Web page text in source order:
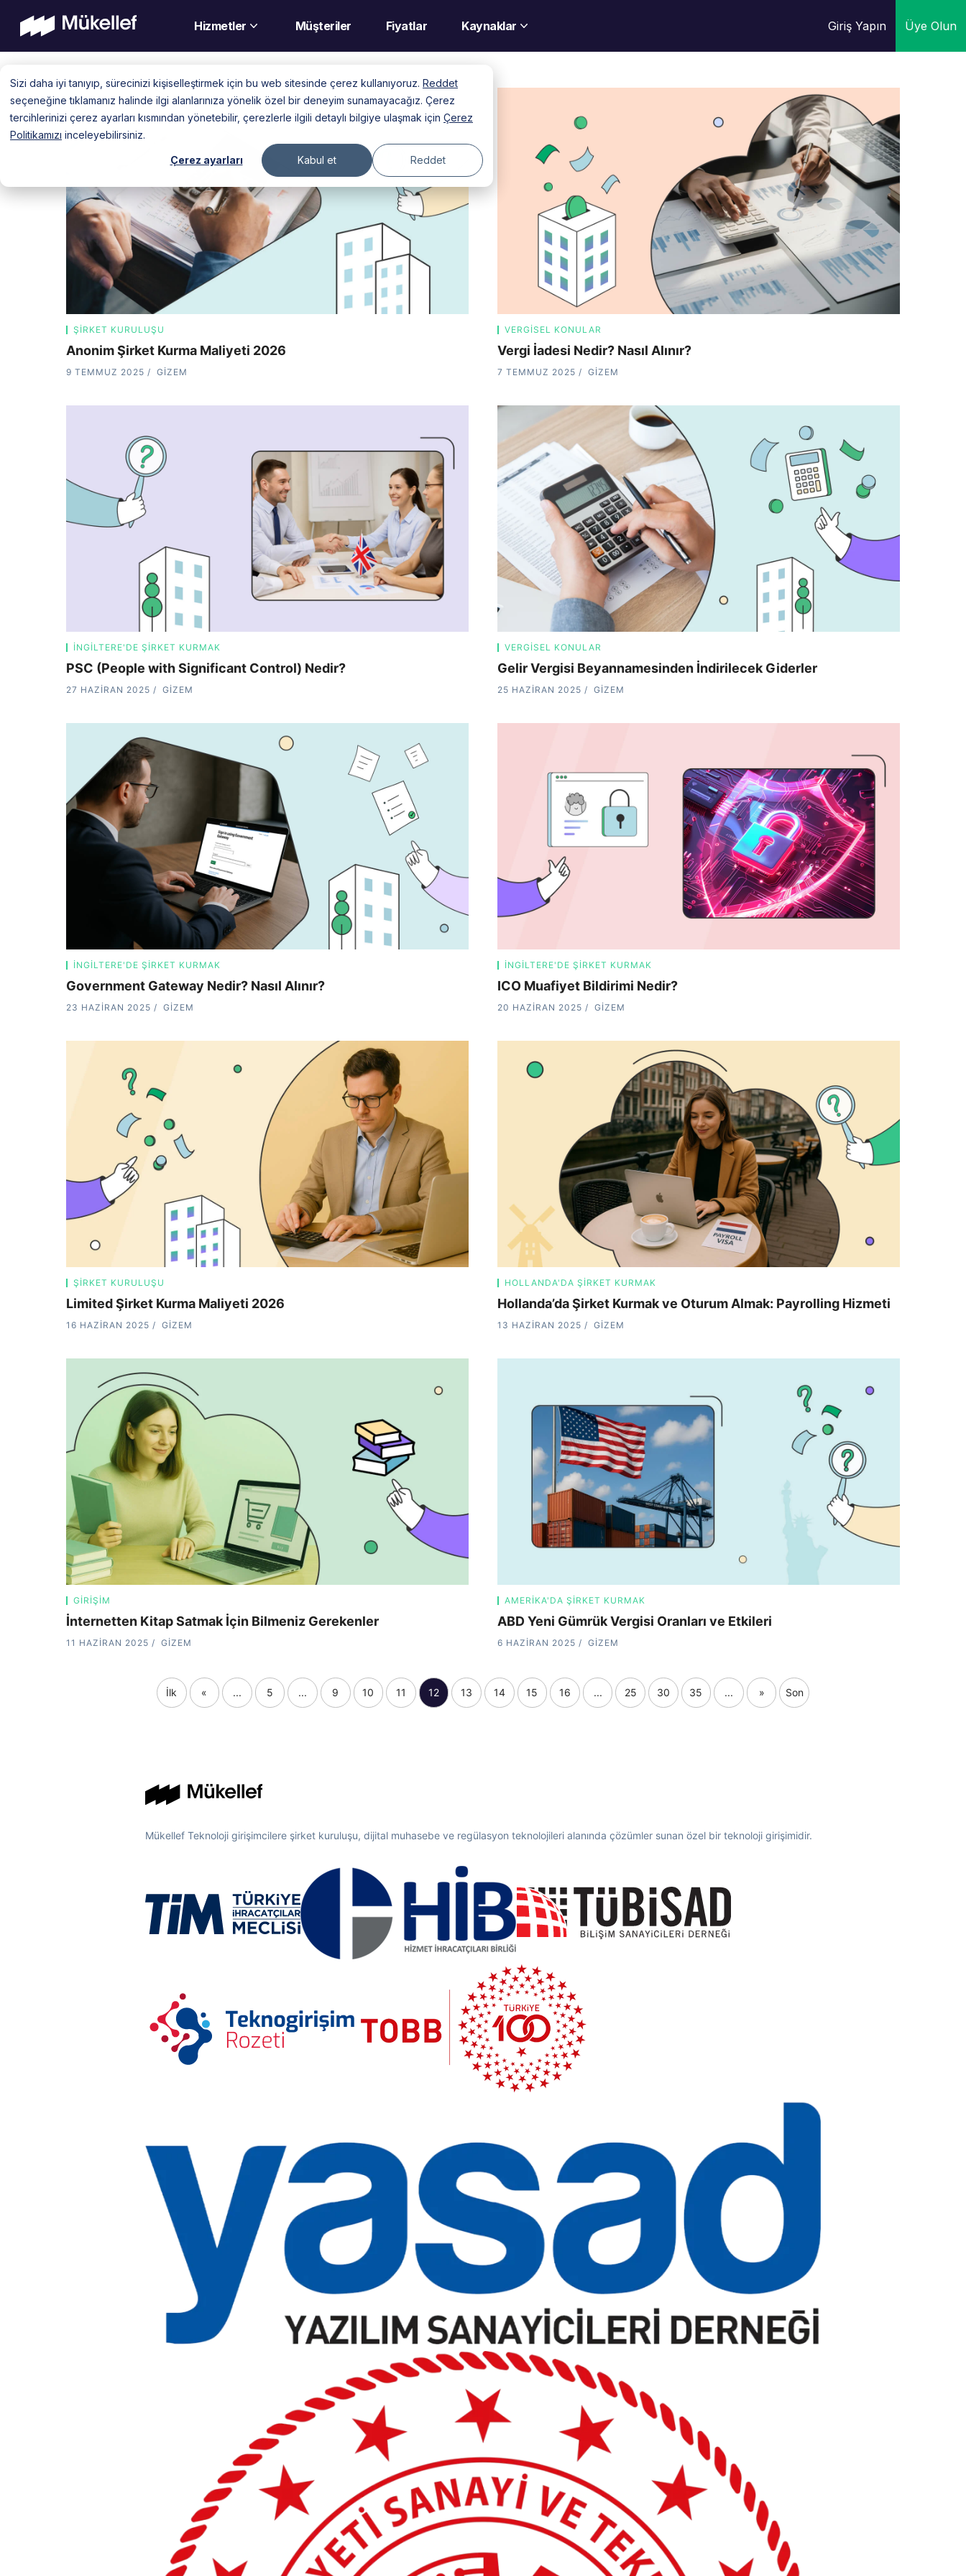
Sizi daha iyi tanıyıp, sürecinizi kişiselleştirmek için bu web sitesinde çerez kullanıyoruz. Reddet
seçeneğine tıklamanız halinde ilgi alanlarınıza yönelik özel bir deneyim sunamayacağız. Çerez
tercihlerinizi çerez ayarları kısmından yönetebilir, çerezlerle ilgili detaylı bilgiye ulaşmak için Çerez
Politikamızı inceleyebilirsiniz.
Çerez ayarları Kabul et Reddet
content
Hizmetler Müşteriler Fiyatlar Kaynaklar Giriş Yapın Üye Olun
ŞIRKET KURULUŞU
Anonim Şirket Kurma Maliyeti 2026
9 TEMMUZ 2025 GIZEM
VERGISEL KONULAR
Vergi İadesi Nedir? Nasıl Alınır?
7 TEMMUZ 2025 GIZEM
İNGILTERE'DE ŞIRKET KURMAK
PSC (People with Significant Control) Nedir?
27 HAZIRAN 2025 GIZEM
VERGISEL KONULAR
Gelir Vergisi Beyannamesinden İndirilecek Giderler
25 HAZIRAN 2025 GIZEM
İNGILTERE'DE ŞIRKET KURMAK
Government Gateway Nedir? Nasıl Alınır?
23 HAZIRAN 2025 GIZEM
İNGILTERE'DE ŞIRKET KURMAK
ICO Muafiyet Bildirimi Nedir?
20 HAZIRAN 2025 GIZEM
ŞIRKET KURULUŞU
Limited Şirket Kurma Maliyeti 2026
16 HAZIRAN 2025 GIZEM
HOLLANDA'DA ŞIRKET KURMAK
Hollanda’da Şirket Kurmak ve Oturum Almak: Payrolling Hizmeti
13 HAZIRAN 2025 GIZEM
GIRIŞIM
İnternetten Kitap Satmak İçin Bilmeniz Gerekenler
11 HAZIRAN 2025 GIZEM
AMERIKA'DA ŞIRKET KURMAK
ABD Yeni Gümrük Vergisi Oranları ve Etkileri
6 HAZIRAN 2025 GIZEM
İlk « ... 5 ... 9 10 11 12 13 14 15 16 ... 25 30 35 ... » Son
Mükellef Teknoloji girişimcilere şirket kuruluşu, dijital muhasebe ve regülasyon teknolojileri alanında çözümler sunan özel bir teknoloji girişimidir.